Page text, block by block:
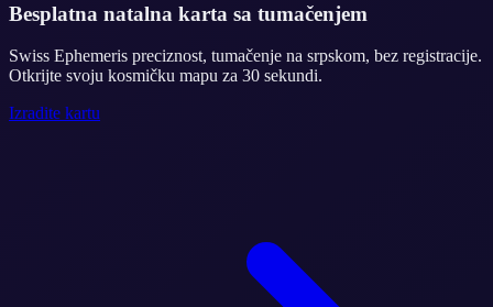
Besplatna natalna karta sa tumačenjem
Swiss Ephemeris preciznost, tumačenje na srpskom, bez registracije.
Otkrijte svoju kosmičku mapu za 30 sekundi.
Izradite kartu